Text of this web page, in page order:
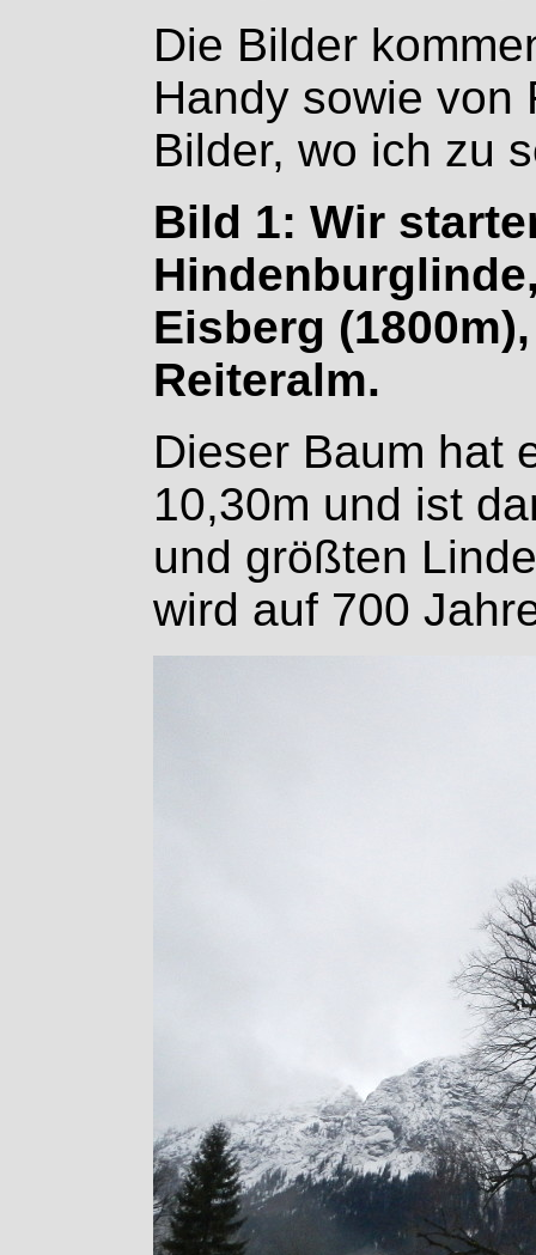
Die Bilder
Handy sowie von
Bilder, wo ich zu
Bild 1: Wir
Eisberg
Reiteralm.
Dieser Baum hat
10,30m und ist
und größten
wird auf 700